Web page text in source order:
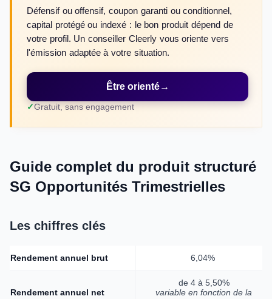
Défensif ou offensif, coupon garanti ou conditionnel,
capital protégé ou indexé : le bon produit dépend de
votre profil. Un conseiller Cleerly vous oriente vers
l'émission adaptée à votre situation.
Être orienté→
Gratuit, sans engagement
Guide complet du produit structuré
SG Opportunités Trimestrielles
Les chiffres clés
Rendement annuel brut 6,04%
Rendement annuel net
de 4 à 5,50%
variable en fonction de la